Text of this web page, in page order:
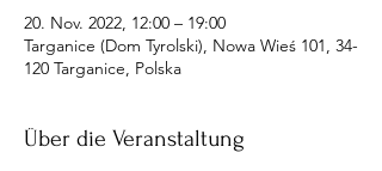
20. Nov. 2022, 12:00 – 19:00
Targanice (Dom Tyrolski), Nowa Wieś 101, 34-
120 Targanice, Polska
Über die Veranstaltung